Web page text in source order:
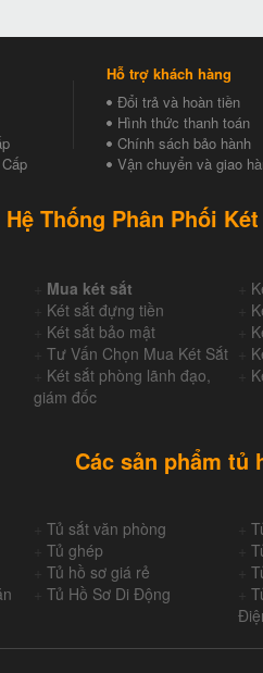
Hỗ trợ khách hàng
Đổi trả và hoàn tiền
Hình thức thanh toán
Chính sách bảo hành
Vận chuyển và giao
Hệ Thống Phân Phối
Mua két sắt
Két sắt đựng tiền
Két sắt bảo mật
Tư Vấn Chọn Mua Két Sắt
Két sắt phòng lãnh đạo,
giám đốc
Các sản phẩm tủ
Tủ sắt văn phòng
Tủ ghép
Tủ hồ sơ giá rẻ
Tủ Hồ Sơ Di Động